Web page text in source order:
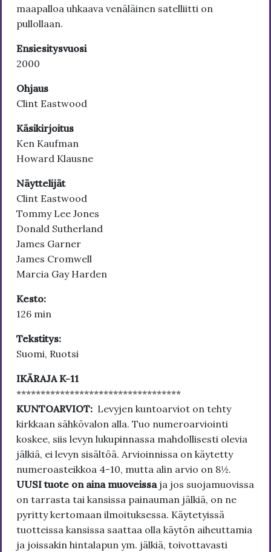
maapalloa uhkaava venäläinen satelliitti on
pullollaan.
Ensiesitysvuosi
2000
Ohjaus
Clint Eastwood
Käsikirjoitus
Ken Kaufman
Howard Klausne
Näyttelijät
Clint Eastwood
Tommy Lee Jones
Donald Sutherland
James Garner
James Cromwell
Marcia Gay Harden
Kesto:
126 min
Tekstitys:
Suomi, Ruotsi
IKÄRAJA K-11
**********************************
KUNTOARVIOT: Levyjen kuntoarviot on tehty
kirkkaan sähkövalon alla. Tuo numeroarviointi
koskee, siis levyn lukupinnassa mahdollisesti olevia
jälkiä, ei levyn sisältöä. Arvioinnissa on käytetty
numeroasteikkoa 4-10, mutta alin arvio on 8½.
UUSI tuote on aina muoveissa ja jos suojamuovissa
on tarrasta tai kansissa painauman jälkiä, on ne
pyritty kertomaan ilmoituksessa. Käytetyissä
tuotteissa kansissa saattaa olla käytön aiheuttamia
ja joissakin hintalapun ym. jälkiä, toivottavasti